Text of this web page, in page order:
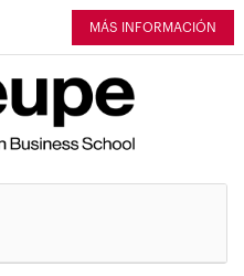
MÁS INFORMACIÓN